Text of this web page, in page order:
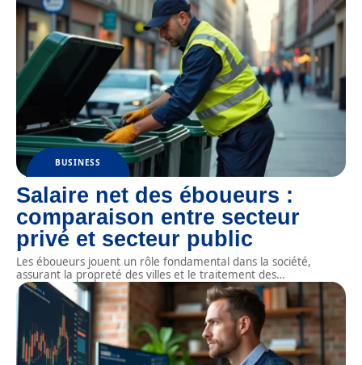
BUSINESS
Salaire net des éboueurs :
comparaison entre secteur
privé et secteur public
Les éboueurs jouent un rôle fondamental dans la société,
assurant la propreté des villes et le traitement des…